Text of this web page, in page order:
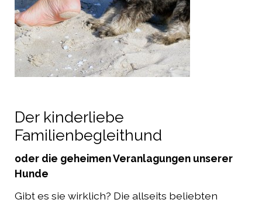
Der kinderliebe
Familienbegleithund
oder die geheimen Veranlagungen unserer
Hunde
Gibt es sie wirklich? Die allseits beliebten